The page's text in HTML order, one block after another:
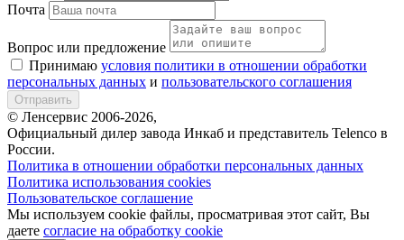
Почта
Вопрос или предложение
Принимаю условия политики в отношении обработки
персональных данных и пользовательского соглашения
Отправить
© Ленсервис 2006-2026,
Официальный дилер завода Инкаб и представитель Telenco в
России.
Политика в отношении обработки персональных данных
Политика использования cookies
Пользовательское соглашение
Мы используем cookie файлы, просматривая этот сайт, Вы
даете согласие на обработку cookie